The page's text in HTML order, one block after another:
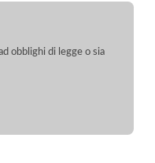
obblighi di legge o sia